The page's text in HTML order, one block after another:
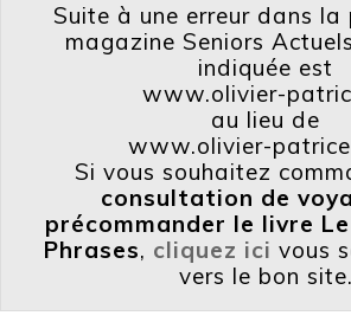
Suite à une erreur dans la
magazine Seniors
indiquée est
www.olivier-
au lieu de
www.olivier-
Si vous souhaitez
consultation de
précommander le livre
Phrases, cliquez ici vous
vers le bon site.